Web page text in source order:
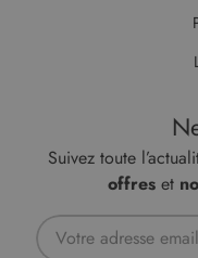
Suivez toute
offreset